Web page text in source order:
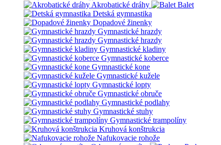
Akrobatické dráhy
Balet
Detská gymnastika
Dopadové žinenky
Gymnastické hrazdy
Gymnastické hrazdy
Gymnastické kladiny
Gymnastické koberce
Gymnastické kone
Gymnastické kužele
Gymnastické lopty
Gymnastické obruče
Gymnastické podlahy
Gymnastické stuhy
Gymnastické trampolíny
Kruhová konštrukcia
Nafukovacie rohože